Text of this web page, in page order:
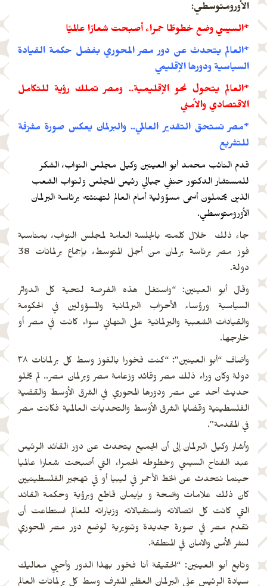
الأورومتوسطي:
*السيسي وضع خطوطًا حمراء أصبحت شعارًا عالميًا
*العالم يتحدث عن دور مصر المحوري بفضل حكمة القيادة
السياسية ودورها الإقليمي
*العالم يتحول نحو الإقليمية.. ومصر تملك رؤية للتكامل
الاقتصادي والأمني
*مصر تستحق التقدير العالمي.. والبرلمان يعكس صورة مشرّفة
للتشريع
قدم النائب محمد أبو العينين وكيل مجلس النواب، الشكر
للمستشار الدكتور حنفي جبالي رئيس المجلس ولنواب الشعب
الذين يحملون أسمى مسؤولية أمام العالم لتهنئته برئاسة البرلمان
الأورومتوسطي.
جاء ذلك خلال كلمته بالجلسة العامة لمجلس النواب، بمناسبة
فوز مصر برئاسة برلمان من أجل المتوسط، بإجماع برلمانات 38
دولة.
وقال أبو العينين: “واستغل هذه الفرصة لتحية كل الدوائر
السياسية ورؤساء الأحزاب البرلمانية والمسؤولين في الحكومة
والقيادات الشعبية والبرلمانية على التهاني سواء كانت في مصر أو
خارجها.
وأضاف “أبو العينين”: “كنت فخورا بالفوز وسط كل برلمانات ٣٨
دولة وكان وراء ذلك مصر وقائد وزعامة مصر وبرلمان مصر.. لم يخلو
حديث أحد عن مصر ودورها المحوري في الشرق الأوسط والقضية
الفلسطينية وقضايا الشرق الأوسط والتحديات العالمية فكانت مصر
في المقدمة”.
وأشار وكيل البرلمان إلى أن الجميع يتحدث عن دور القائد الرئيس
عبد الفتاح السيسي وخطوطه الحمراء التي أصبحت شعارا عالميا
حينما نتحدث عن الخط الأحمر في ليبيا أو في تهجير الفلسطينيين
كان ذلك علامات واضحة و بإيمان قاطع وبرؤية وحكمة القائد
التي كانت كل اتصالاته واستقبالاته وزياراته للعالم استطاعت أن
تقدم مصر في صورة جديدة وتنويرية لوضع دور مصر المحوري
لنشر الأمن والامان في المنطقة.
وتابع أبو العينين: “الحقيقة أنا فخور بهذا الدور وأحيي معاليك
سيادة الرئيس على البرلمان العظيم المشرف وسط كل برلمانات العالم